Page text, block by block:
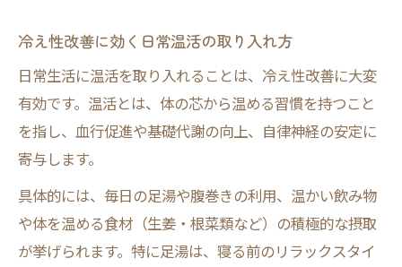
冷え性改善に効く日常温活の取り入れ方
日常生活に温活を取り入れることは、冷え性改善に大変
有効です。温活とは、体の芯から温める習慣を持つこと
を指し、血行促進や基礎代謝の向上、自律神経の安定に
寄与します。
具体的には、毎日の足湯や腹巻きの利用、温かい飲み物
や体を温める食材（生姜・根菜類など）の積極的な摂取
が挙げられます。特に足湯は、寝る前のリラックスタイ